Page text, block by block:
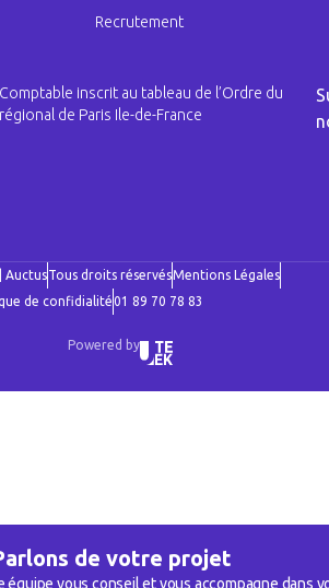
de votre projet
équipe vous conseil et vous accompagne dans
Recrutement
inscrit au tableau de l’Ordre du
de Paris Ile-de-France
AuctusTous droits réservésMentions Légales
de confidialité01 89 70 78 83
Powered by